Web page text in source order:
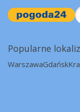
Popularne
WarszawaGdańsk